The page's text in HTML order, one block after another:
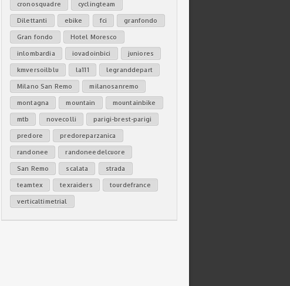
cronosquadre cyclingteam
Dilettanti ebike fci granfondo
Gran fondo Hotel Moresco
inlombardia iovadoinbici juniores
kmversoilblu la111 legranddepart
Milano San Remo milanosanremo
montagna mountain mountainbike
mtb novecolli parigi-brest-parigi
predore predoreparzanica
randonee randoneedelcuore
San Remo scalata strada
teamtex texraiders tourdefrance
verticaltimetrial